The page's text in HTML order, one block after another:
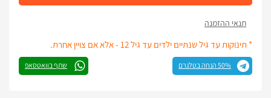
תנאי ההזמנה
* תינוקות עד גיל שנתיים ילדים עד גיל 12 - אלא אם צויין אחרת.
50% הנחה בטלגרם שתף בוואטסאפ